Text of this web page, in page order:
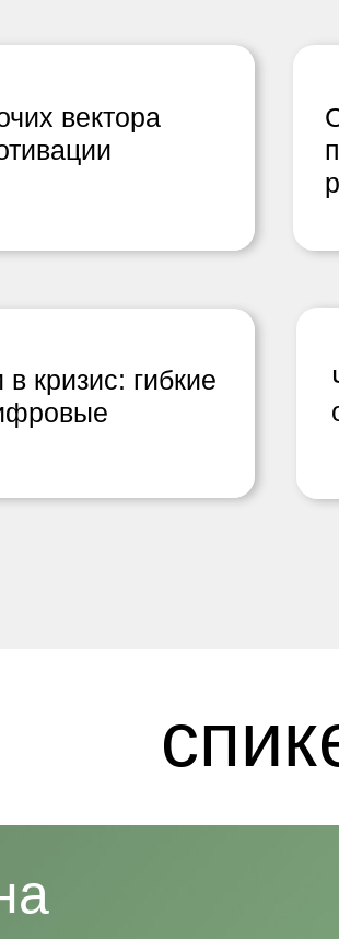
вектора
кризис: гибкие